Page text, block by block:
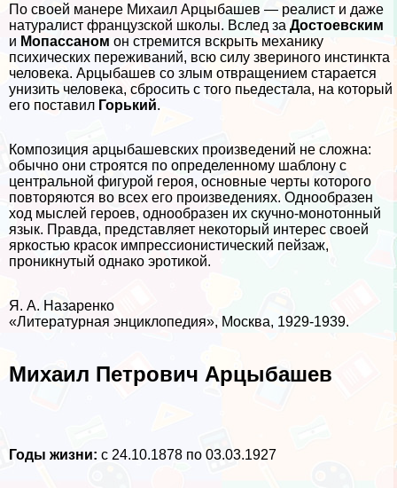
По своей манере Михаил Арцыбашев — реалист и даже
натуралист французской школы. Вслед за Достоевским
и Мопассаном он стремится вскрыть механику
психических переживаний, всю силу звериного инстинкта
человека. Арцыбашев со злым отвращением старается
унизить человека, сбросить с того пьедестала, на который
его поставил Горький.
Композиция арцыбашевских произведений не сложна:
обычно они строятся по определенному шаблону с
центральной фигурой героя, основные черты которого
повторяются во всех его произведениях. Однообразен
ход мыслей героев, однообразен их скучно-монотонный
язык. Правда, представляет некоторый интерес своей
яркостью красок импрессионистический пейзаж,
проникнутый однако эpoтикой.
Я. А. Назаренко
«Литературная энциклопедия», Москва, 1929-1939.
Михаил Петрович Арцыбашев
Годы жизни: с 24.10.1878 по 03.03.1927